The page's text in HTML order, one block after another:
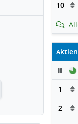
10
Aktien
1
2